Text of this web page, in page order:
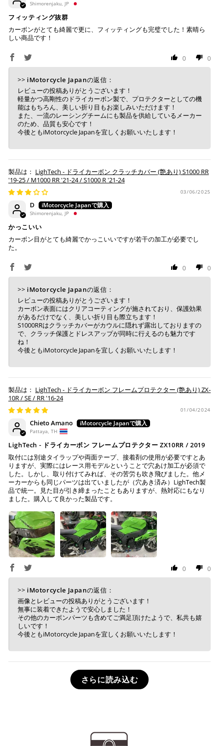
※ お支払期限はご注文日より7日以内とさせて頂いてお
り、万が一過ぎてしまった場合はご注文をキャンセルさ
せて頂きます。
※ 振込手数料はご負担ください。
Shimorenjaku, JP
フィッティング抜群
カーボンがとても綺麗で更に、フィッティングも完璧でした！素晴ら
しい商品です！
0 0
>> iMotorcycle Japanの返信：
レビューの投稿ありがとうございます！
軽量かつ高剛性のドライカーボン製で、プロテクターとしての機
能はもちろん、美しい折り目もお楽しみいただけます！
また、一流のレーシングチームにも製品を供給しているメーカー
のため、品質も安心です！
今後ともiMotorcycle Japanを宜しくお願いいたします！
LighTech - ドライカーボン クラッチカバー (艶あり) S1000 RR
'19-25 / M1000 RR '21-24 / S1000 R '21-24
03/06/2025
D
Shimorenjaku, JP
かっこいい
カーボン目がとても綺麗でかっこいいですが若干の加工が必要でし
た。
0 0
>> iMotorcycle Japanの返信：
レビューの投稿ありがとうございます！
カーボン表面にはクリアコーティングが施されており、保護効果
があるだけでなく、美しい折り目も際立ちます！
S1000RRはクラッチカバーがカウルに隠れず露出しておりますの
で、クラッチ保護とドレスアップが同時に行えるのも魅力です
ね！
今後ともiMotorcycle Japanを宜しくお願いいたします！
LighTech - ドライカーボン フレームプロテクター (艶あり) ZX-
10R / SE / RR '16-24
01/04/2024
Chieto Amano
Pattaya, TH
LighTech - ドライカーボン フレームプロテクター ZX10RR / 2019
取付には別途タイラップや両面テープ、接着剤の使用が必要ですとあ
りますが、実際にはレース用モデルということで穴あけ加工が必須で
した。しかし、取り付けてみれば、その苦労も吹き飛びました。他メ
ーカーからも同じパーツは出ていましたが（穴あき済み）LighTech製
品で統一。見た目が引き締まったこともありますが、熱対応にもなり
ました。購入して良かった製品です。
0 0
>> iMotorcycle Japanの返信：
画像とレビューの投稿ありがとうございます！
無事に装着できたようで安心しました！
その他のカーボンパーツも含めてご満足頂けたようで、私共も嬉
しいです！
今後ともiMotorcycle Japanを宜しくお願いいたします！
さらに読み込む